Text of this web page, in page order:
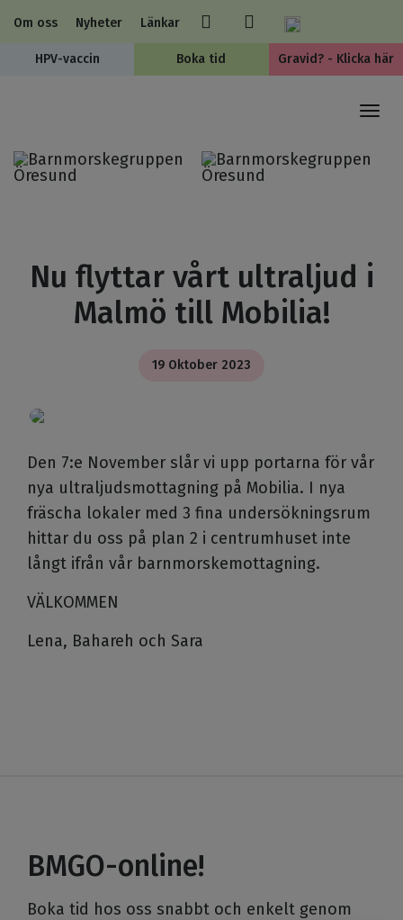
Om oss Nyheter Länkar
HPV-vaccin Boka tid Gravid? - Klicka här
Nu flyttar vårt ultraljud i
Malmö till Mobilia!
19 Oktober 2023
Den 7:e November slår vi upp portarna för vår
nya ultraljudsmottagning på Mobilia. I nya
fräscha lokaler med 3 fina undersökningsrum
hittar du oss på plan 2 i centrumhuset inte
långt ifrån vår barnmorskemottagning.
VÄLKOMMEN
Lena, Bahareh och Sara
BMGO-online!
Boka tid hos oss snabbt och enkelt genom